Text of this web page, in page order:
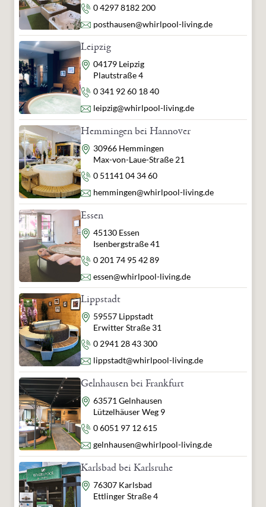
Telefon
0 4297 8182 200
E-Mail
posthausen@whirlpool-living.de
Leipzig
Adresse
04179 Leipzig
Plautstraße 4
Telefon
0 341 92 60 18 40
E-Mail
leipzig@whirlpool-living.de
Hemmingen bei Hannover
Adresse
30966 Hemmingen
Max-von-Laue-Straße 21
Telefon
0 51141 04 34 60
E-Mail
hemmingen@whirlpool-living.de
Essen
Adresse
45130 Essen
Isenbergstraße 41
Telefon
0 201 74 95 42 89
E-Mail
essen@whirlpool-living.de
Lippstadt
Adresse
59557 Lippstadt
Erwitter Straße 31
Telefon
0 2941 28 43 300
E-Mail
lippstadt@whirlpool-living.de
Gelnhausen bei Frankfurt
Adresse
63571 Gelnhausen
Lützelhäuser Weg 9
Telefon
0 6051 97 12 615
E-Mail
gelnhausen@whirlpool-living.de
Karlsbad bei Karlsruhe
Adresse
76307 Karlsbad
Ettlinger Straße 4